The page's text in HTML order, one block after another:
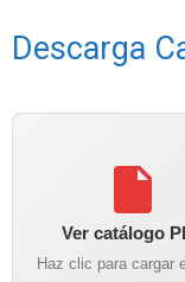
Descarga
Ver catálogo
Haz clic para cargar